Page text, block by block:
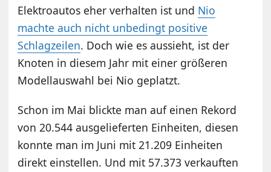
Elektroautos eher verhalten ist und Nio
machte auch nicht unbedingt positive
Schlagzeilen. Doch wie es aussieht, ist der
Knoten in diesem Jahr mit einer größeren
Modellauswahl bei Nio geplatzt.
Schon im Mai blickte man auf einen Rekord
von 20.544 ausgelieferten Einheiten, diesen
konnte man im Juni mit 21.209 Einheiten
direkt einstellen. Und mit 57.373 verkauften